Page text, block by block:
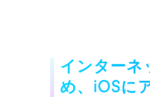
インターネ
め、iOSに